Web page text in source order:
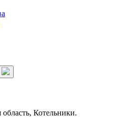
Котельники.